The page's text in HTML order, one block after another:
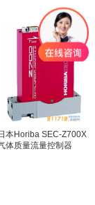
本Horiba SEC-Z700X
体质量流量控制器